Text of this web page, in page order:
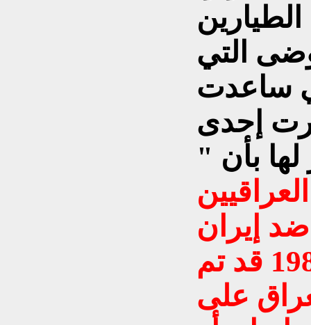
التي
ساعدت
إحدى
بأن "
إيران
ما بين عامي 1980- 1988 قد تم
على